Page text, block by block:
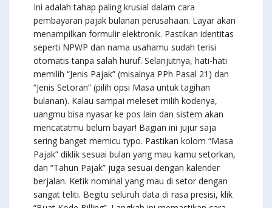
Ini adalah tahap paling krusial dalam cara
pembayaran pajak bulanan perusahaan. Layar akan
menampilkan formulir elektronik. Pastikan identitas
seperti NPWP dan nama usahamu sudah terisi
otomatis tanpa salah huruf. Selanjutnya, hati-hati
memilih “Jenis Pajak” (misalnya PPh Pasal 21) dan
“Jenis Setoran” (pilih opsi Masa untuk tagihan
bulanan). Kalau sampai meleset milih kodenya,
uangmu bisa nyasar ke pos lain dan sistem akan
mencatatmu belum bayar! Bagian ini jujur saja
sering banget memicu typo. Pastikan kolom “Masa
Pajak” diklik sesuai bulan yang mau kamu setorkan,
dan “Tahun Pajak” juga sesuai dengan kalender
berjalan. Ketik nominal yang mau di setor dengan
sangat teliti. Begitu seluruh data di rasa presisi, klik